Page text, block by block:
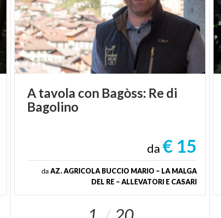
Atavola con Bagòss: Redi
Bagolino
da € 15
da AZ. AGRICOLA BUCCIO MARIO – LA MALGA
DEL RE – ALLEVATORI E CASARI